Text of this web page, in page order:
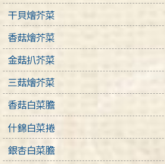
干貝燴芥菜
香菇燴芥菜
金菇扒芥菜
三菇燴芥菜
香菇白菜膽
什錦白菜捲
銀杏白菜膽